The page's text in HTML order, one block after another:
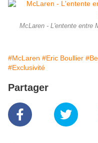
McLaren - L'entente entre
#McLaren #Eric Boullier
#Exclusivité
Partager